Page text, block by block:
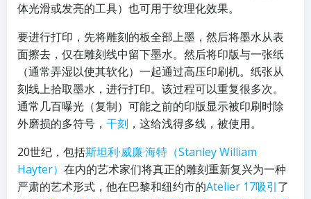
体光滑或发亮的工具）也可用于纹理化效果。
要进行打印，先将雕刻的板全部上墨，然后将墨水从表
面擦去，仅在雕刻线中留下墨水。然后将印版与一张纸
（通常弄湿以使其软化）一起通过高压印刷机。纸张从
刻线上拾取墨水，进行打印。该过程可以重复很多次。
通常几百曝光（复制）可能之前的印版显示被印刷时除
外磨损的多符号， 干刻 ，这给浅得多线，被使用。
20世纪，包括斯坦利·威廉·海特（Stanley William
Hayter） 在内的艺术家们将真正的雕刻重新复兴为一种
严肃的艺术形式，他在巴黎和纽约市的Atelier 17吸引了